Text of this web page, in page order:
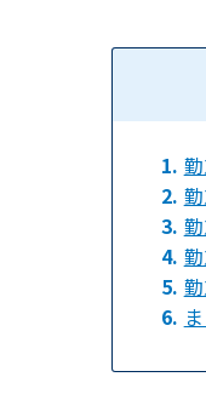
1.
2.
3.
4.
5.
6.